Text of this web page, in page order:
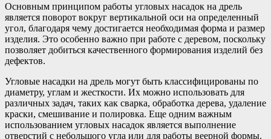
Основным принципом работы угловых насадок на дрель
является поворот вокруг вертикальной оси на определенный
угол, благодаря чему достигается необходимая форма и размер
изделия. Это особенно важно при работе с деревом, поскольку
позволяет добиться качественного формирования изделий без
дефектов.
Угловые насадки на дрель могут быть классифицированы по
диаметру, углам и жесткости. Их можно использовать для
различных задач, таких как сварка, обработка дерева, удаление
краски, смешивание и полировка. Еще одним важным
использованием угловых насадок является выполнение
отверстий с небольшого угла или для работы веерной формы.